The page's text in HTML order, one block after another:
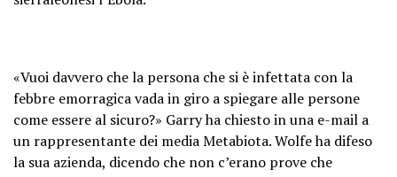
«Vuoi davvero che la persona che si è infettata con la
febbre emorragica vada in giro a spiegare alle persone
come essere al sicuro?» Garry ha chiesto in una e-mail a
un rappresentante dei media Metabiota. Wolfe ha difeso
la sua azienda, dicendo che non c’erano prove che